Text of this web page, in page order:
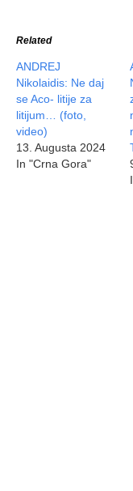
Related
ANDREJ
Nikolaidis: Ne daj
se Aco- litije za
litijum… (foto,
video)
13. Augusta 2024
In "Crna Gora"